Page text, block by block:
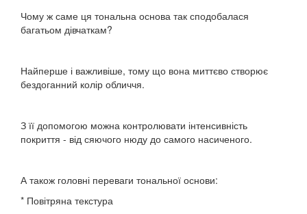
Чому ж саме ця тональна основа так сподобалася
багатьом дівчаткам?
Найперше і важливіше, тому що вона миттєво створює
бездоганний колір обличчя.
З її допомогою можна контролювати інтенсивність
покриття - від сяючого нюду до самого насиченого.
А також головні переваги тональної основи:
* Повітряна текстура